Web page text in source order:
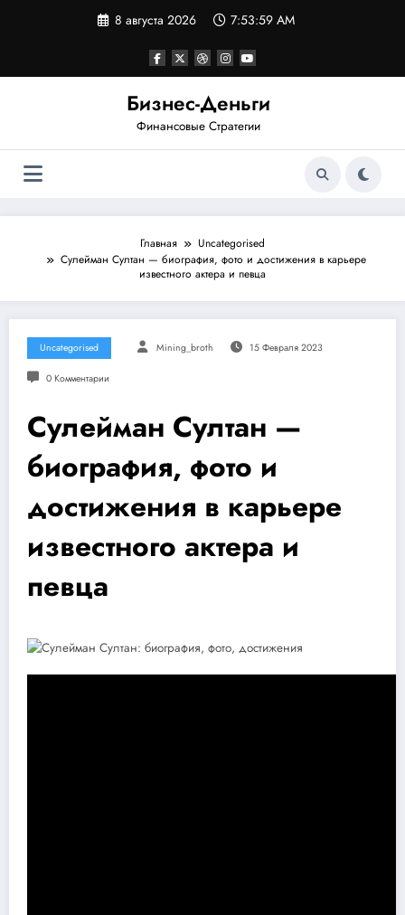
8 августа 2026 7:54:00 AM
Бизнес-Деньги
Финансовые Стратегии
Главная
Uncategorised
Сулейман Султан — биография, фото и достижения в карьере
известного актера и певца
Uncategorised Mining_broth 15 Февраля 2023
0 Комментарии
Сулейман Султан —
биография, фото и
достижения в карьере
известного актера и
певца